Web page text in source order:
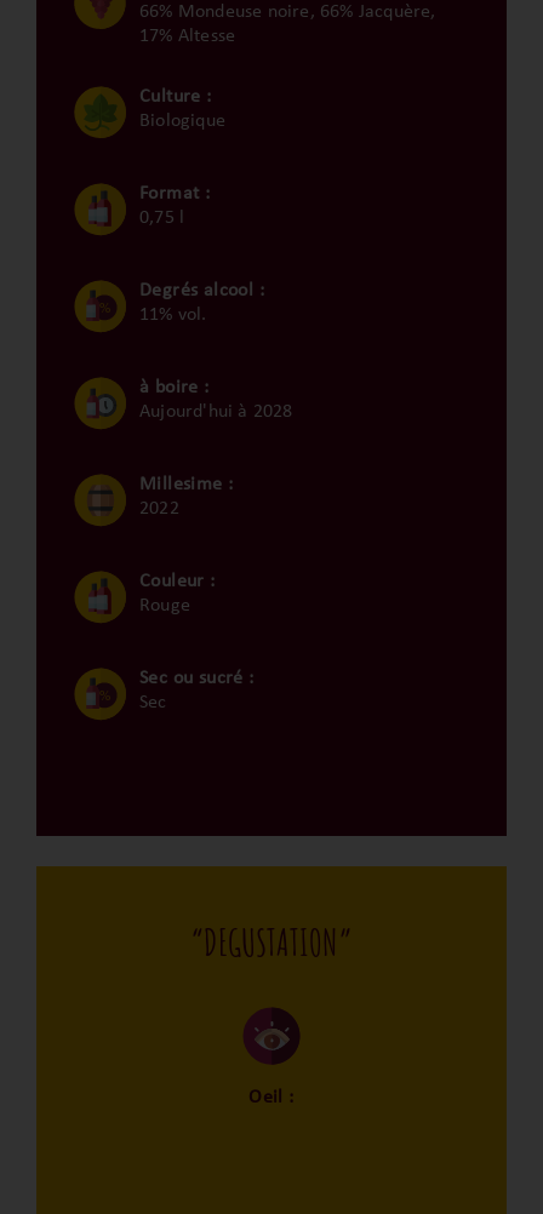
66% Mondeuse noire, 66% Jacquère,
17% Altesse
Culture :
Biologique
Format :
0,75 l
Degrés alcool :
11% vol.
à boire :
Aujourd'hui à 2028
Millesime :
2022
Couleur :
Rouge
Sec ou sucré :
Sec
“DEGUSTATION”
Oeil :